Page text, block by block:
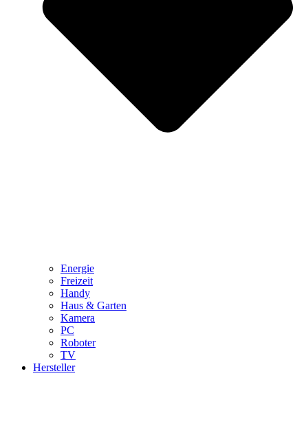
Energie
Freizeit
Handy
Haus & Garten
Kamera
PC
Roboter
TV
Hersteller